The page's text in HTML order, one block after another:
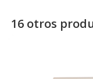
16 otros